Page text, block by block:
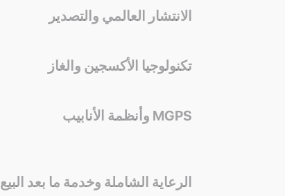
الانتشار العالمي والتصدير
تكنولوجيا الأكسجين والغاز
MGPS وأنظمة الأنابيب
الرعاية الشاملة وخدمة ما بعد البيع